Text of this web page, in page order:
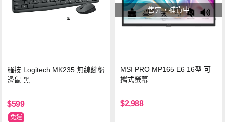
羅技 Logitech MK235 無線鍵盤
滑鼠 黑
$599
免運
售完，補貨中
MSI PRO MP165 E6 16型 可
攜式螢幕
$2,988